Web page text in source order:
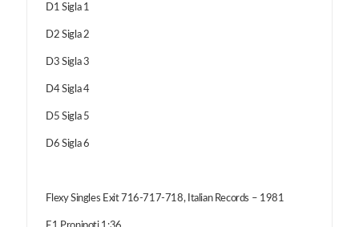
D1 Sigla 1
D2 Sigla 2
D3 Sigla 3
D4 Sigla 4
D5 Sigla 5
D6 Sigla 6
Flexy Singles Exit 716-717-718, Italian Records – 1981